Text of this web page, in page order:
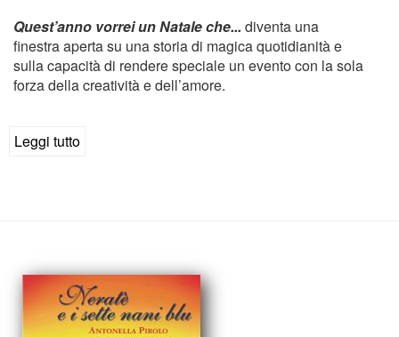
Quest’anno vorrei un Natale che... diventa una
finestra aperta su una storia di magica quotidianità e
sulla capacità di rendere speciale un evento con la sola
forza della creatività e dell’amore.
Leggi tutto